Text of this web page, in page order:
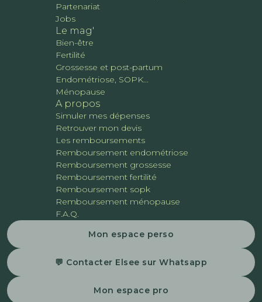
Partenariat
Jobs
Le mag'
Bien-être
Fertilité
Grossesse et post-partum
Endométriose, SOPK...
Ménopause
A propos
Simuler mes dépenses
Retrouver mon devis
Les remboursements
Remboursement endométriose
Remboursement grossesse
Remboursement fertilité
Remboursement sopk
Remboursement ménopause
F.A.Q.
Mon espace perso
💬 Contacter Elsee sur Whatsapp
Mon espace pro